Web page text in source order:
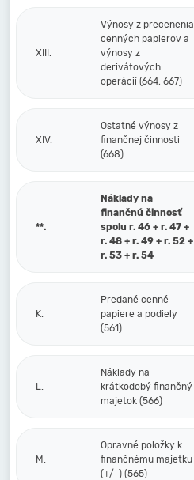
XIII.
Výnosy z precenenia
cenných papierov a
výnosy z
derivátových
operácií (664, 667)
XIV.
Ostatné výnosy z
finančnej činnosti
(668)
**.
Náklady na
finančnú činnosť
spolu r. 46 + r. 47 +
r. 48 + r. 49 + r. 52 +
r. 53 + r. 54
K.
Predané cenné
papiere a podiely
(561)
L.
Náklady na
krátkodobý finančný
majetok (566)
M.
Opravné položky k
finančnému majetku
(+/-) (565)